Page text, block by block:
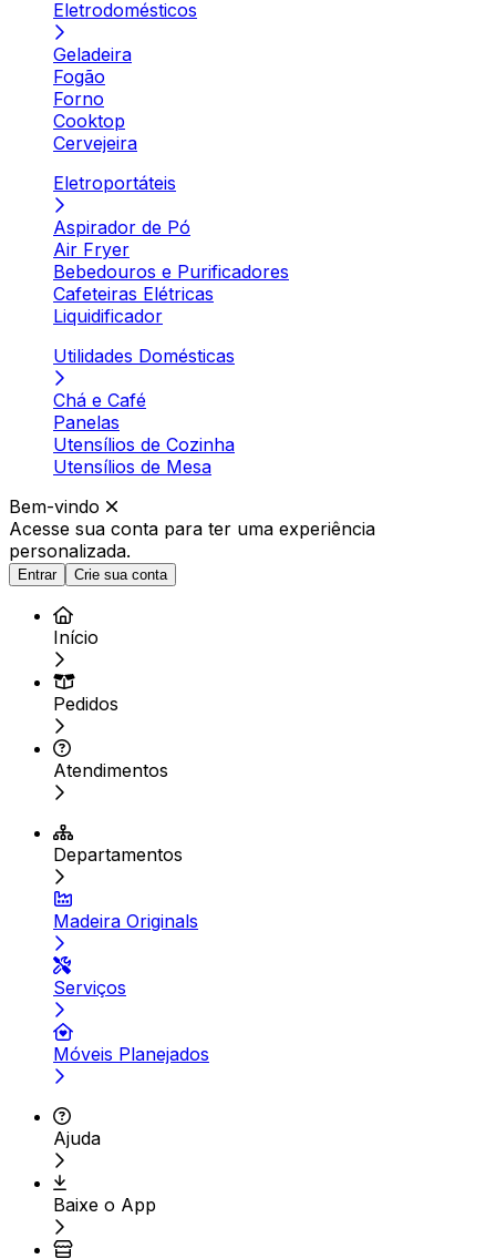
Eletrodomésticos
Geladeira
Fogão
Forno
Cooktop
Cervejeira
Eletroportáteis
Aspirador de Pó
Air Fryer
Bebedouros e Purificadores
Cafeteiras Elétricas
Liquidificador
Utilidades Domésticas
Chá e Café
Panelas
Utensílios de Cozinha
Utensílios de Mesa
Bem-vindo
Acesse sua conta para ter uma experiência
personalizada.
Entrar Crie sua conta
Início
Pedidos
Atendimentos
Departamentos
Madeira Originals
Serviços
Móveis Planejados
Ajuda
Baixe o App